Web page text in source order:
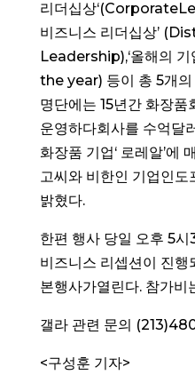
리더십상
비즈니스 리더십상’
Leadership),‘올해의
the year) 등이 총 5개의
명단에는 15년간 화장품
운영하다회사를 수억달
화장품 기업‘ 로레알’에
고씨와 비한인 기업인도
밝혔다.
한편 행사 당일 오후 5
비즈니스 리셉션이 진
본행사가열린다. 참가비
갤라 관련 문의
<구성훈 기자>